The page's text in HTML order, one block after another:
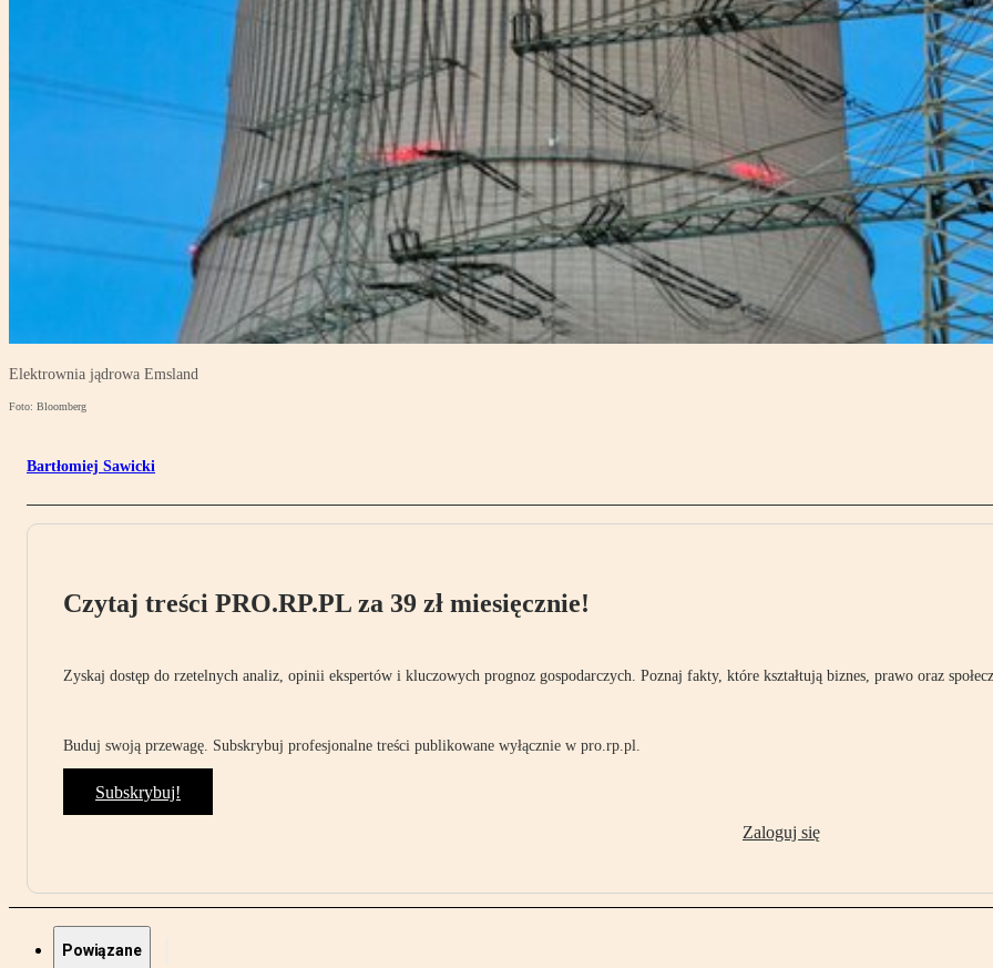
Elektrownia jądrowa Emsland
Foto: Bloomberg
Bartłomiej Sawicki
Czytaj treści PRO.RP.PL za 39 zł miesięcznie!
Zyskaj dostęp do rzetelnych analiz, opinii ekspertów i kluczowych prognoz gospodarczych. Poznaj fakty, które kształtują biznes, prawo oraz
Buduj swoją przewagę. Subskrybuj profesjonalne treści publikowane wyłącznie w pro.rp.pl.
Subskrybuj!
Zaloguj się
Powiązane